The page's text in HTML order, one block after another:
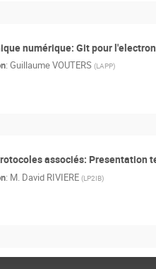
numérique: Git pour
: Guillaume VOUTERS (LAPP)
associés: Presentation
: M. David RIVIERE (LP2IB)